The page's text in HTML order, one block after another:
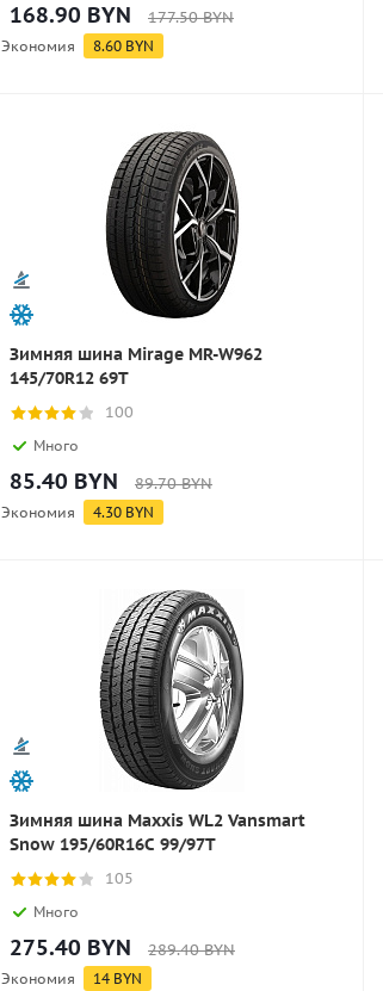
168.90 BYN 177.50BYN
Экономия 8.60 BYN
Зимняя шина Mirage MR-W962
145/70R12 69T
100
Много
85.40 BYN 89.70BYN
Экономия 4.30 BYN
Зимняя шина Maxxis WL2 Vansmart
Snow 195/60R16C 99/97T
105
Много
275.40 BYN 289.40BYN
Экономия 14 BYN